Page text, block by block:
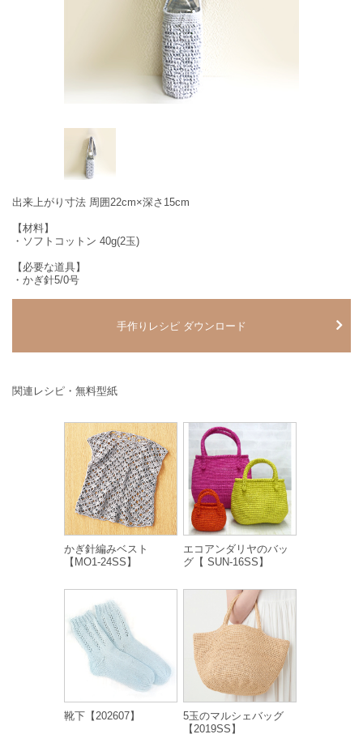
出来上がり寸法 周囲22cm×深さ15cm
【材料】
・ソフトコットン 40g(2玉)
【必要な道具】
・かぎ針5/0号
手作りレシピ ダウンロード
関連レシピ・無料型紙
かぎ針編みベスト
【MO1-24SS】
エコアンダリヤのバッ
グ【 SUN-16SS】
靴下【202607】
5玉のマルシェバッグ
【2019SS】